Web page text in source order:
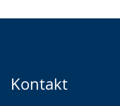
Kontakt